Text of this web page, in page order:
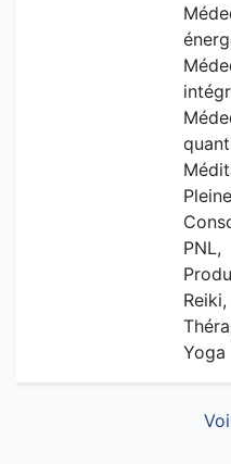
Pleine
PNL,
Reiki,
Yoga